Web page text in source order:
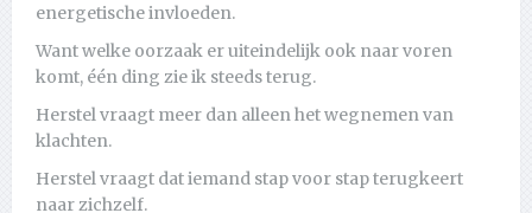
energetische invloeden.
Want welke oorzaak er uiteindelijk ook naar voren
komt, één ding zie ik steeds terug.
Herstel vraagt meer dan alleen het wegnemen van
klachten.
Herstel vraagt dat iemand stap voor stap terugkeert
naar zichzelf.